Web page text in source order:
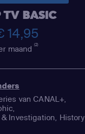
TV BASIC
14,95
maand(2)
van CANAL+,
Investigation, History